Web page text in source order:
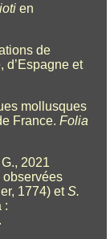
en
de
d’Espagne et
mollusques
France.Folia
2021
observées
1774) etS.
: